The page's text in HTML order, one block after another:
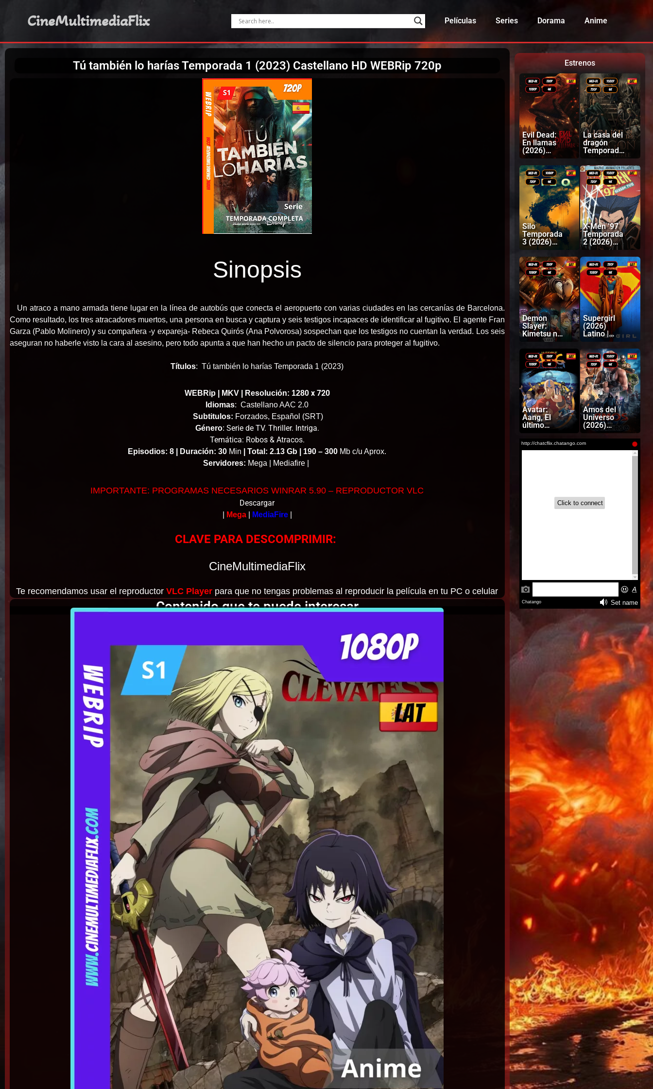
CineMultimediaFlix Películas Series Dorama Anime
Tú también lo harías Temporada 1 (2023) Castellano HD WEBRip 720p
Sinopsis
Un atraco a mano armada tiene lugar en la línea de autobús que conecta el aeropuerto con varias ciudades en las cercanías de Barcelona.
Como resultado, los tres atracadores muertos, una persona en busca y captura y seis testigos incapaces de identificar al fugitivo. El agente Fran
Garza (Pablo Molinero) y su compañera -y expareja- Rebeca Quirós (Ana Polvorosa) sospechan que los testigos no cuentan la verdad. Los seis
aseguran no haberle visto la cara al asesino, pero todo apunta a que han hecho un pacto de silencio para proteger al fugitivo.
Títulos: Tú también lo harías Temporada 1 (2023)
WEBRip | MKV | Resolución: 1280x 720
Idiomas:Castellano AAC 2.0
Subtitulos: Forzados, Español (SRT)
Género: Serie de TV. Thriller. Intriga.
Temática: Robos & Atracos.
Episodios: 8 | Duración: 30 Min |Total: 2.13 Gb | 190 – 300 Mb c/u Aprox.
Servidores: Mega | Mediafire |
IMPORTANTE: PROGRAMAS NECESARIOS WINRAR 5.90 – REPRODUCTOR VLC
Descargar
Mega| MediaFire|
CLAVE PARA DESCOMPRIMIR:
CineMultimediaFlix
Te recomendamos usar el reproductorVLC Player para que no tengas problemas al reproducir la película en tu PC o celular
Contenido que te puede interesar
Estrenos
Evil Dead:
En llamas
(2026)
Latino |
Inglés
La casa del
dragón
Temporada
3 (2026)
Latino |
Ingles
Silo
Temporada
3 (2026)
Latino |
Inglés
X-Men ’97
Temporada
2 (2026)
Latino |
Inglés
Demon
Slayer:
Kimetsu no
Castillo
infinito
(2025)
Latino |
Japonés
Supergirl
(2026)
Latino |
Inglés
Avatar:
Aang, El
último
Aire (2026)
Latino |
Amos del
Universo
(2026)
Latino |
Inglés